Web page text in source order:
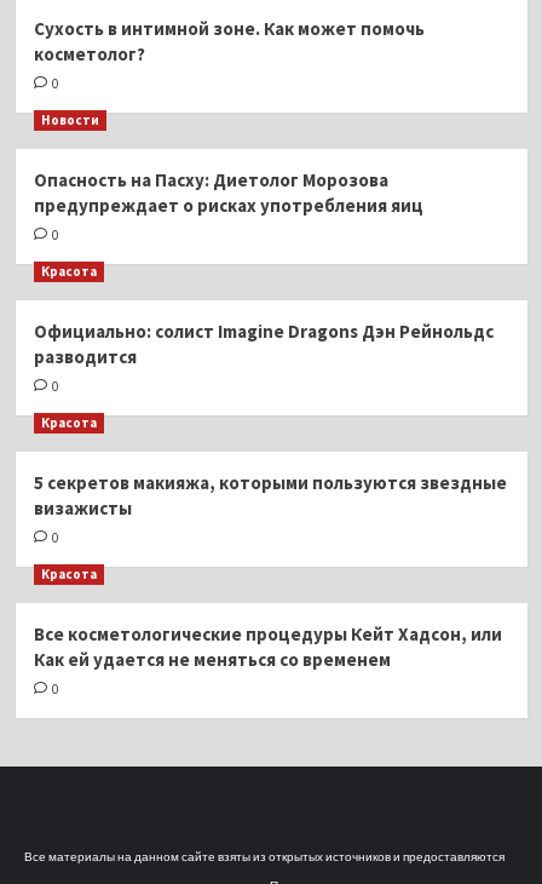
Сухость в интимной зоне. Как может помочь
косметолог?
0
Новости
Опасность на Пасху: Диетолог Морозова
предупреждает о рисках употребления яиц
0
Красота
Официально: солист Imagine Dragons Дэн Рейнольдс
разводится
0
Красота
5 секретов макияжа, которыми пользуются звездные
визажисты
0
Красота
Все косметологические процедуры Кейт Хадсон, или
Как ей удается не меняться со временем
0
Все материалы на данном сайте взяты из открытых источников и предоставляются